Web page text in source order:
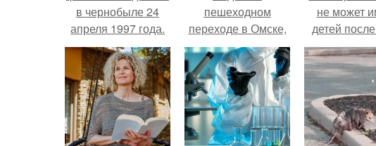
в чернобыле 24
апреля 1997 года.
пешеходном
переходе в Омске,
пострадали 8
человек.
не может
детей
как медики
ей аборт на
месяце
оставили в